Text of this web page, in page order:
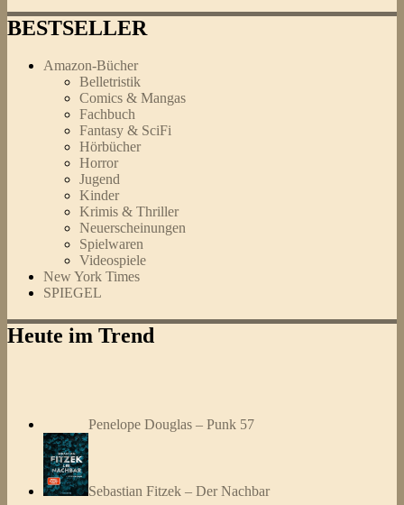
BESTSELLER
Amazon-Bücher
Belletristik
Comics & Mangas
Fachbuch
Fantasy & SciFi
Hörbücher
Horror
Jugend
Kinder
Krimis & Thriller
Neuerscheinungen
Spielwaren
Videospiele
New York Times
SPIEGEL
Heute im Trend
Penelope Douglas – Punk 57
Sebastian Fitzek – Der Nachbar